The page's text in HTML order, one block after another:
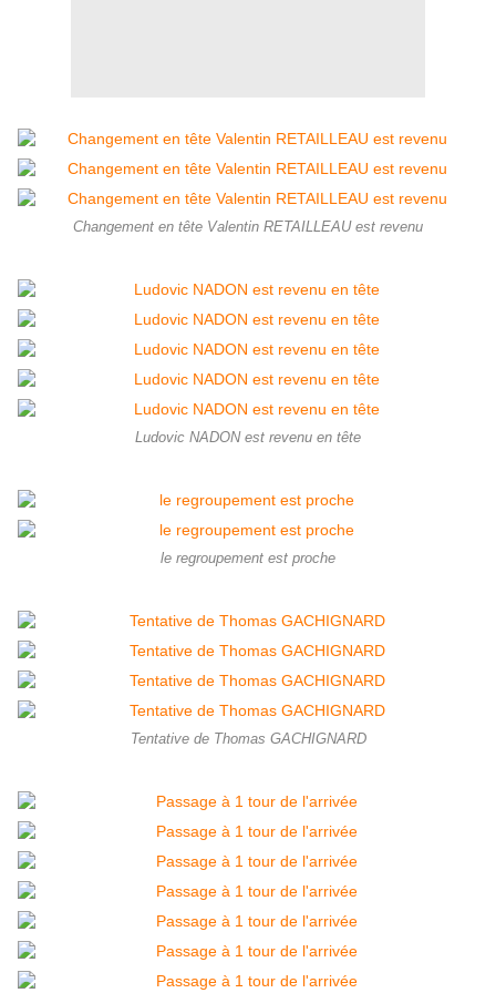
Changement en tête Valentin RETAILLEAU est revenu
Ludovic NADON est revenu en tête
le regroupement est proche
Tentative de Thomas GACHIGNARD